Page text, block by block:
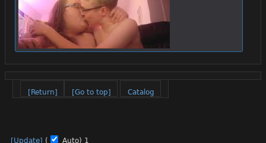
[Return] [Go to top] Catalog
[Update] ( Auto) 1